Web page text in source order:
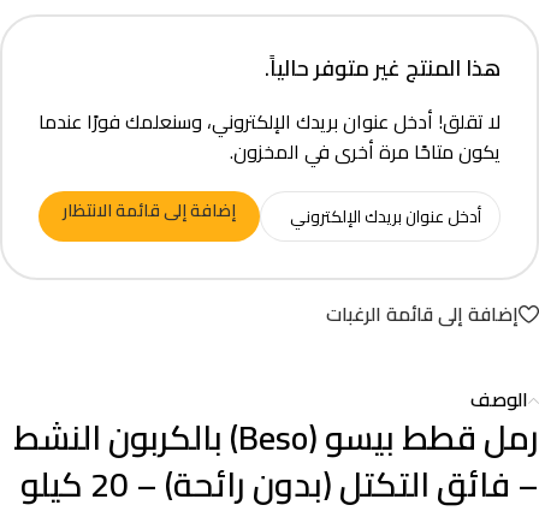
هذا المنتج غير متوفر حالياً.
لا تقلق! أدخل عنوان بريدك الإلكتروني، وسنعلمك فورًا عندما
يكون متاحًا مرة أخرى في المخزون.
إضافة إلى قائمة الانتظار
إضافة إلى قائمة الرغبات
الوصف
رمل قطط بيسو (Beso) بالكربون النشط
– فائق التكتل (بدون رائحة) – 20 كيلو